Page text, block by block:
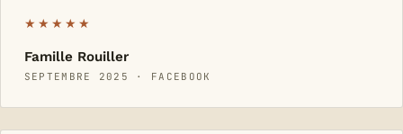
★★★★★
Famille Rouiller
SEPTEMBRE 2025 · FACEBOOK